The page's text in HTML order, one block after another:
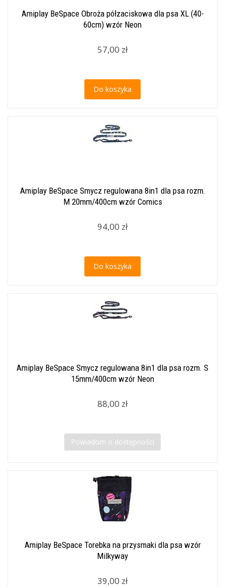
Amiplay BeSpace Obroża półzaciskowa dla psa XL (40-
60cm) wzór Neon
57,00 zł
Do koszyka
Amiplay BeSpace Smycz regulowana 8in1 dla psa rozm.
M 20mm/400cm wzór Comics
94,00 zł
Do koszyka
Amiplay BeSpace Smycz regulowana 8in1 dla psa rozm. S
15mm/400cm wzór Neon
88,00 zł
Powiadom o dostępności
Amiplay BeSpace Torebka na przysmaki dla psa wzór
Milkyway
39,00 zł